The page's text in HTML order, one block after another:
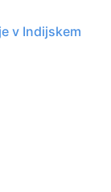
v Indijskem